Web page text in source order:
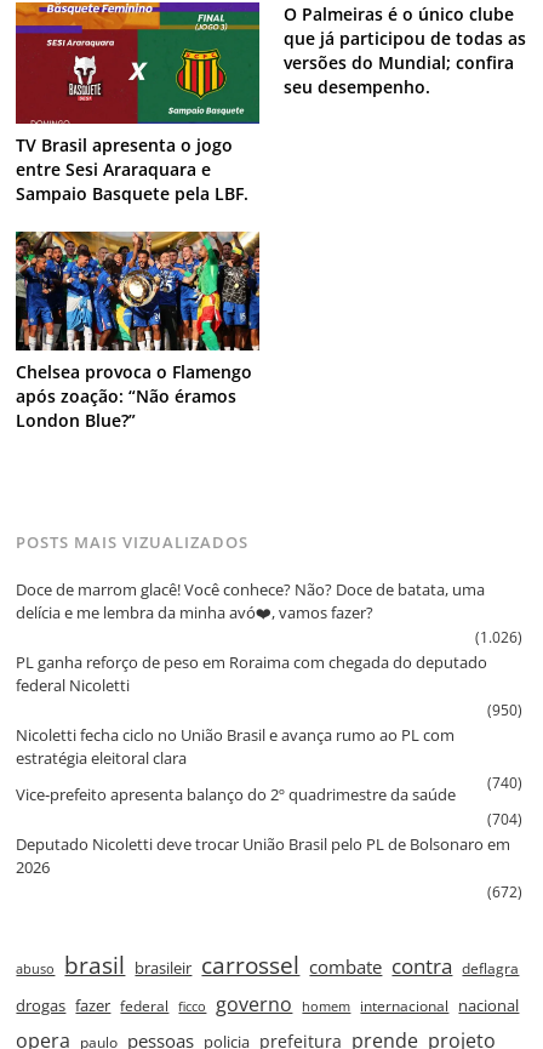
TV Brasil apresenta o jogo
entre Sesi Araraquara e
Sampaio Basquete pela LBF.
O Palmeiras é o único clube
que já participou de todas as
versões do Mundial; confira
seu desempenho.
Chelsea provoca o Flamengo
após zoação: “Não éramos
London Blue?”
POSTS MAIS VIZUALIZADOS
Doce de marrom glacê! Você conhece? Não? Doce de batata, uma
delícia e me lembra da minha avó❤️, vamos fazer?
(1.026)
PL ganha reforço de peso em Roraima com chegada do deputado
federal Nicoletti
(950)
Nicoletti fecha ciclo no União Brasil e avança rumo ao PL com
estratégia eleitoral clara
(740)
Vice‑prefeito apresenta balanço do 2º quadrimestre da saúde
(704)
Deputado Nicoletti deve trocar União Brasil pelo PL de Bolsonaro em
2026
(672)
abuso brasil brasileir carrossel combate contra deflagra
drogas fazer federal ficco governo homem internacional nacional
opera paulo pessoas policia prefeitura prende projeto